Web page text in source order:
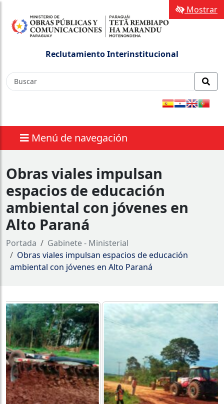
Reclutamiento Interinstitucional
Menú de navegación
Mostrar
Obras viales impulsan
espacios de educación
ambiental con jóvenes en
Alto Paraná
Portada
Gabinete - Ministerial
Obras viales impulsan espacios de educación
ambiental con jóvenes en Alto Paraná